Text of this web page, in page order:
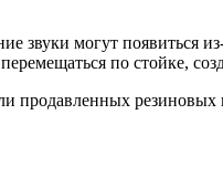
звуки могут появиться
по стойке,
продавленных резиновых